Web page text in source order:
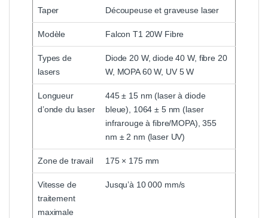
Taper Découpeuse et graveuse laser
Modèle Falcon T1 20W Fibre
Types de
lasers
Diode 20 W, diode 40 W, fibre 20
W, MOPA 60 W, UV 5 W
Longueur
d’onde du laser
445 ± 15 nm (laser à diode
bleue), 1064 ± 5 nm (laser
infrarouge à fibre/MOPA), 355
nm ± 2 nm (laser UV)
Zone de travail 175 × 175 mm
Vitesse de
traitement
maximale
Jusqu’à 10 000 mm/s